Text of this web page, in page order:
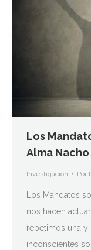
Los
Alma
Investigación Por
Los Mandatos
nos hacen
repetimos una y
inconscientes